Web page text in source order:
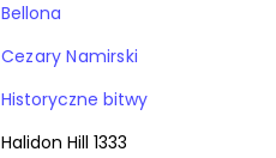
Bellona
Cezary Namirski
Historyczne bitwy
Halidon Hill 1333